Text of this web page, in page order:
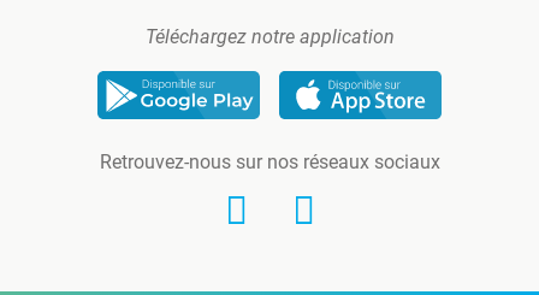
Téléchargez notre application
Retrouvez-nous sur nos réseaux sociaux